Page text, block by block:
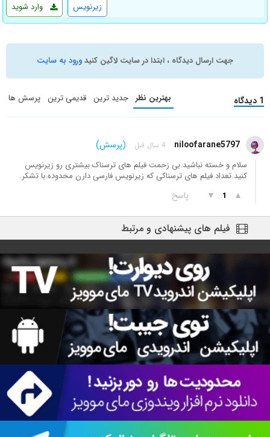
وارد شوید زیرنویس
جهت ارسال دیدگاه ، ابتدا در سایت لاگین کنیدورود به سایت
1 دیدگاه بهترین نظر جدید ترین قدیمی ترین پرسش ها
niloofarane5797 4 سال قبل (پرسش)
سلام و خسته نباشید.بی زحمت فیلم های ترسناک بیشتری رو زیرنویس
کنید.تعداد فیلم های ترسناکی که زیرنویس فارسی دارن محدوده.با تشکر.
▲
1
▼ پاسخ
فیلم های پیشنهادی و مرتبط